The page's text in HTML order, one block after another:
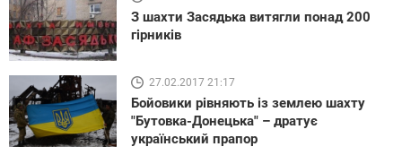
З шахти Засядька витягли понад 200
гірників
27.02.2017 21:17
Бойовики рівняють із землею шахту
"Бутовка-Донецька" – дратує
український прапор